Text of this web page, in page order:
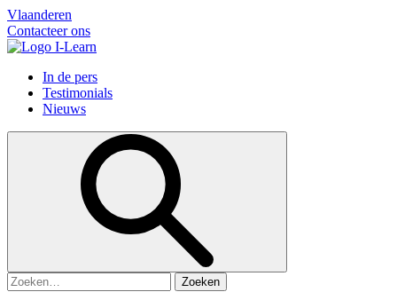
Vlaanderen
Contacteer ons
In de pers
Testimonials
Nieuws
Zoeken: